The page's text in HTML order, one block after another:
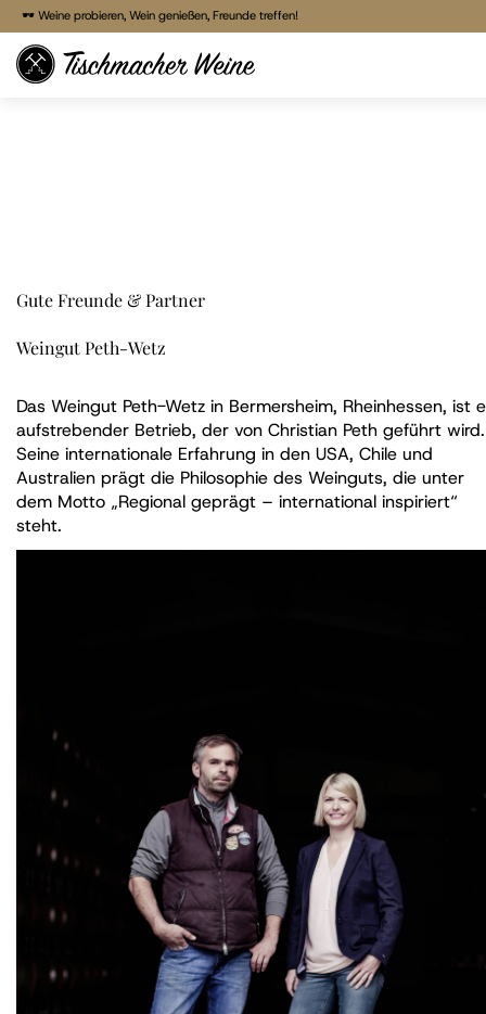
🍷 Freitags Vinothek von 17:00 - 22:00 Uhr
🕶 Weine probieren, Wein genießen, Freunde treffen!
🚚 Bestellen & liefern lassen
🏠 Reservieren & Abholen
🕶 Weine probieren, Wein genießen, Freunde treffen!
Direkt
zum
Inhalt
Gute Freunde & Partner
Weingut Peth-Wetz
Das Weingut Peth-Wetz in Bermersheim, Rheinhessen, ist
aufstrebender Betrieb, der von Christian Peth geführt wird.
Seine internationale Erfahrung in den USA, Chile und
Australien prägt die Philosophie des Weinguts, die unter
dem Motto „Regional geprägt – international inspiriert“
steht.